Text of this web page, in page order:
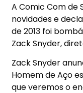
A Comic Com de
novidades e
de 2013 foi
Zack Snyder,
Zack Snyder
Homem de Aço
que veremos o